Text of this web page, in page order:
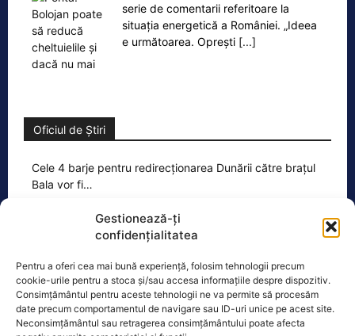
Gestionează-ți
confidențialitatea
Pentru a oferi cea mai bună experiență, folosim tehnologii precum
cookie-urile pentru a stoca și/sau accesa informațiile despre dispozitiv.
Consimțământul pentru aceste tehnologii ne va permite să procesăm
date precum comportamentul de navigare sau ID-uri unice pe acest site.
Neconsimțământul sau retragerea consimțământului poate afecta
serie de comentarii referitoare la
situația energetică a României. „Ideea
e următoarea. Oprești [...]
Oficiul de Știri
Cele 4 barje pentru redirecționarea Dunării către brațul
Bala vor fi…
august. Autoritățile au intrat în linie
dreaptă cu una dintre cele mai